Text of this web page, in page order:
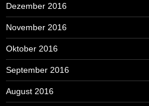
Dezember 2016
November 2016
Oktober 2016
September 2016
August 2016